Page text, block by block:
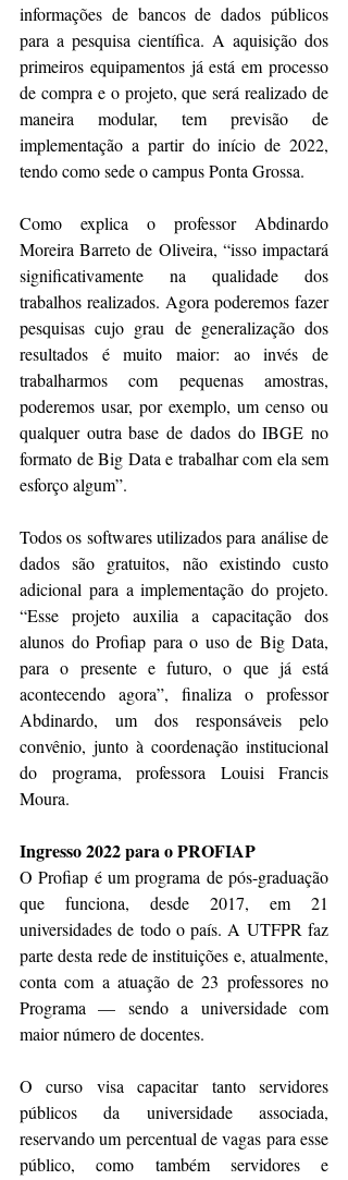
informações de bancos de dados públicos
para a pesquisa científica. A aquisição dos
primeiros equipamentos já está em processo
de compra e o projeto, que será realizado de
maneira modular, tem previsão de
implementação a partir do início de 2022,
tendo como sede o campus Ponta Grossa.
Como explica o professor Abdinardo
Moreira Barreto de Oliveira, “isso impactará
significativamente na qualidade dos
trabalhos realizados. Agora poderemos fazer
pesquisas cujo grau de generalização dos
resultados é muito maior: ao invés de
trabalharmos com pequenas amostras,
poderemos usar, por exemplo, um censo ou
qualquer outra base de dados do IBGE no
formato de Big Data e trabalhar com ela sem
esforço algum”.
Todos os softwares utilizados para análise de
dados são gratuitos, não existindo custo
adicional para a implementação do projeto.
“Esse projeto auxilia a capacitação dos
alunos do Profiap para o uso de Big Data,
para o presente e futuro, o que já está
acontecendo agora”, finaliza o professor
Abdinardo, um dos responsáveis pelo
convênio, junto à coordenação institucional
do programa, professora Louisi Francis
Moura.
Ingresso 2022 para o PROFIAP
O Profiap é um programa de pós-graduação
que funciona, desde 2017, em 21
universidades de todo o país. A UTFPR faz
parte desta rede de instituições e, atualmente,
conta com a atuação de 23 professores no
Programa — sendo a universidade com
maior número de docentes.
O curso visa capacitar tanto servidores
públicos da universidade associada,
reservando um percentual de vagas para esse
público, como também servidores e